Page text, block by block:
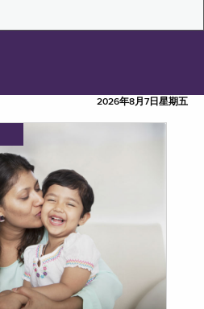
2026年8月7日星期五